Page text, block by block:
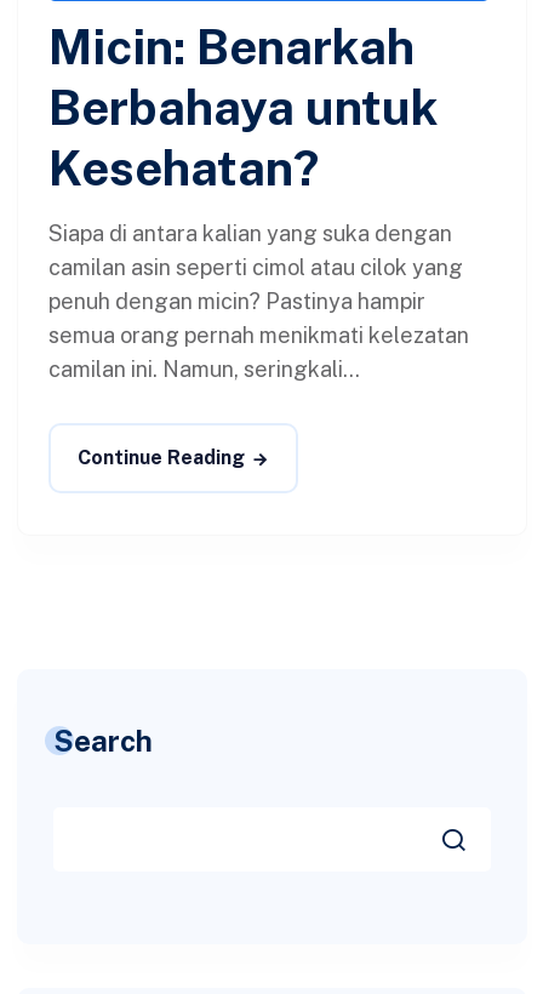
Micin: Benarkah
Berbahaya untuk
Kesehatan?
Siapa di antara kalian yang suka dengan
camilan asin seperti cimol atau cilok yang
penuh dengan micin? Pastinya hampir
semua orang pernah menikmati kelezatan
camilan ini. Namun, seringkali...
Continue Reading
Search